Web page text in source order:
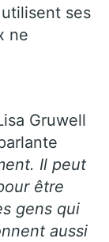
ses
ne
Gruwell
Il peut
être
gens qui
aussi